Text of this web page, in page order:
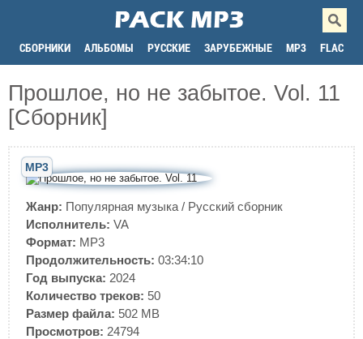
СБОРНИКИ АЛЬБОМЫ РУССКИЕ ЗАРУБЕЖНЫЕ MP3 FLAC
Прошлое, но не забытое. Vol. 11
[Сборник]
MP3
Жанр: Популярная музыка / Русский сборник
Исполнитель: VA
Формат: MP3
Продолжительность: 03:34:10
Год выпуска: 2024
Количество треков: 50
Размер файла: 502 MB
Просмотров: 24794